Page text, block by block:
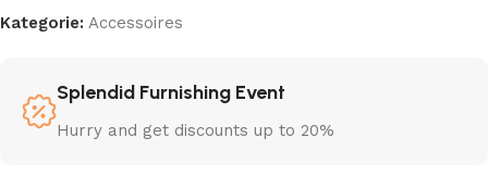
Kategorie: Accessoires
Splendid Furnishing Event
Hurry and get discounts up to 20%